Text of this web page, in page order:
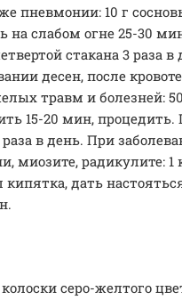
пневмонии: 10 г
слабом огне 25-30
стакана 3 раза в
десен, после
травм и болезней:
15-20 мин,
в день. При
миозите, радикулите: 1
дать
серо-желтого